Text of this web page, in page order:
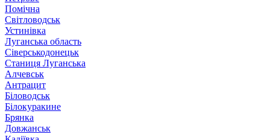
Помічна
Світловодськ
Устинівка
Луганська область
Сіверськодонецьк
Станиця Луганська
Алчевськ
Антрацит
Біловодськ
Білокуракине
Брянка
Довжанськ